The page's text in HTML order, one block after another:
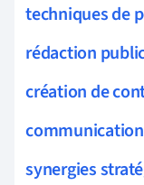
techniques de
rédaction
création de
synergies